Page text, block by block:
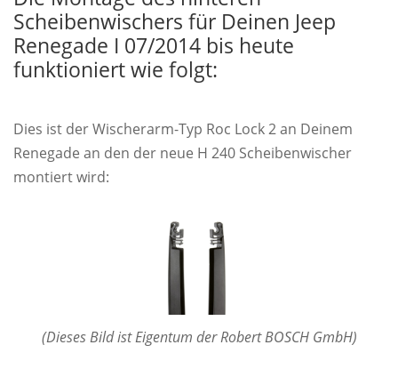
Scheibenwischers für Deinen Jeep
Renegade I 07/2014 bis heute
funktioniert wie folgt:
Dies ist der Wischerarm-Typ Roc Lock 2 an Deinem
Renegade an den der neue H 240 Scheibenwischer
montiert wird:
(Dieses Bild ist Eigentum der Robert BOSCH GmbH)